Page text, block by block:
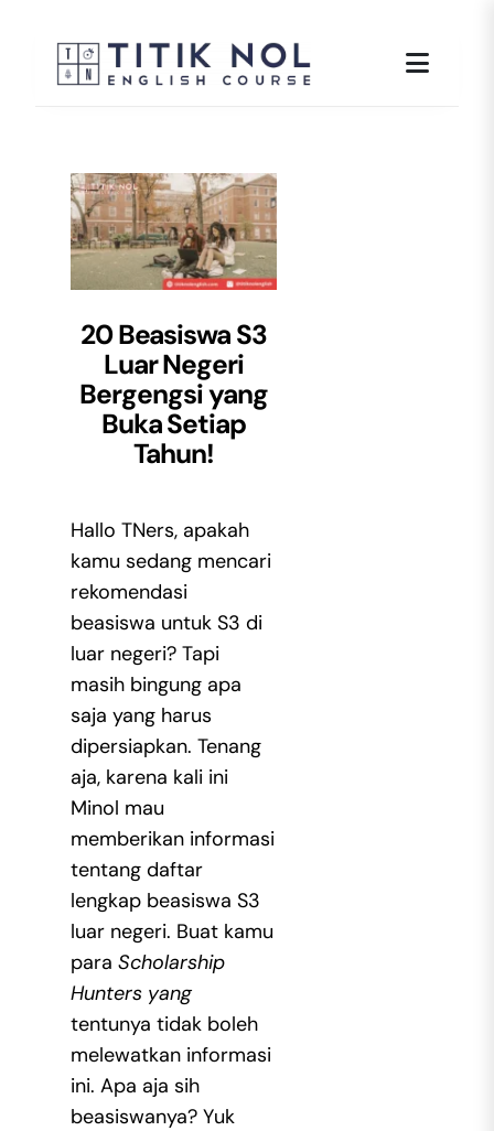
content
20 Beasiswa S3
Luar Negeri
Bergengsi yang
Buka Setiap
Tahun!
Hallo TNers, apakah
kamu sedang mencari
rekomendasi
beasiswa untuk S3 di
luar negeri? Tapi
masih bingung apa
saja yang harus
dipersiapkan. Tenang
aja, karena kali ini
Minol mau
memberikan informasi
tentang daftar
lengkap beasiswa S3
luar negeri. Buat kamu
para Scholarship
Hunters yang
tentunya tidak boleh
melewatkan informasi
ini. Apa aja sih
beasiswanya? Yuk